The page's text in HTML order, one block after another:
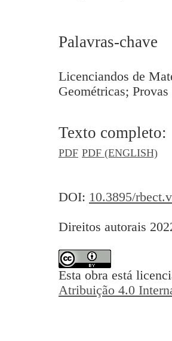
Palavras-chave
Licenciandos de
Geométricas;
Texto completo:
PDF PDF (ENGLISH)
DOI: 10.3895/
Direitos autorais
Esta obra está
Atribuição 4.0